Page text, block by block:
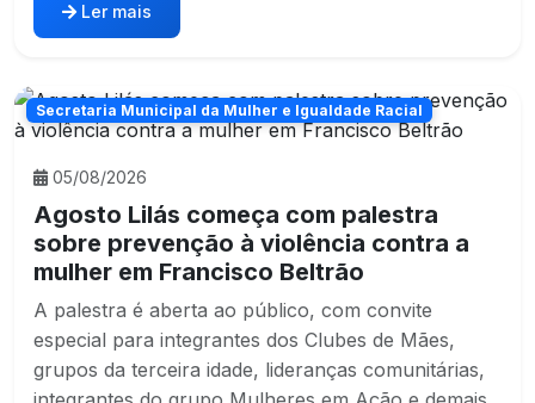
Ler mais
Secretaria Municipal da Mulher e Igualdade Racial
05/08/2026
Agosto Lilás começa com palestra
sobre prevenção à violência contra a
mulher em Francisco Beltrão
A palestra é aberta ao público, com convite
especial para integrantes dos Clubes de Mães,
grupos da terceira idade, lideranças comunitárias,